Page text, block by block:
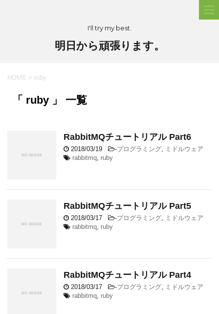
I'll try my best.
明日から頑張ります。
HOME > ruby
「 ruby 」 一覧
RabbitMQチュートリアル Part6
2018/03/19 -プログラミング
ミドルウェア
rabbitmq ruby
RabbitMQチュートリアル Part5
2018/03/17 -プログラミング
ミドルウェア
rabbitmq ruby
RabbitMQチュートリアル Part4
2018/03/17 -プログラミング
ミドルウェア
rabbitmq ruby